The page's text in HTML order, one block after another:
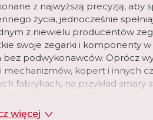
z najwyższą precyzją, aby
życia, jednocześnie
z niewielu producentów
swoje zegarki i komponenty w
bez podwykonawców. Oprócz
mechanizmów, kopert i innych
fabrykach, na przykład
procesu produkcji.
więcej